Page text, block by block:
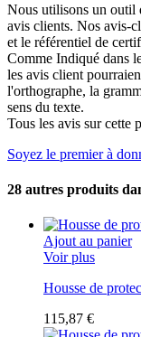
Nous utilisons un outil
avis clients. Nos avis-
et le référentiel de
Comme Indiqué dans
les avis client
l'orthographe, la
sens du texte.
Tous les avis sur cette
Soyez le premier à
28 autres produits
Ajout au panier
Voir plus
Housse de
115,87 €